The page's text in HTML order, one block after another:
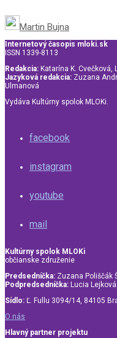
Martin Bujna
Internetový časopis mloki.sk
ISSN 1339-8113
Redakcia: Katarína K. Cvečková,
Jazyková redakcia: Zuzana
Ulmanová
Vydáva Kultúrny spolok MLOKi.
facebook
instagram
youtube
mail
Kultúrny spolok MLOKi
občianske združenie
Predsedníčka: Zuzana Poliščák
Podpredsedníčka: Lucia Lejková
Sídlo: Ľ. Fullu 3094/14, 84105
O nás
Hlavný partner projektu